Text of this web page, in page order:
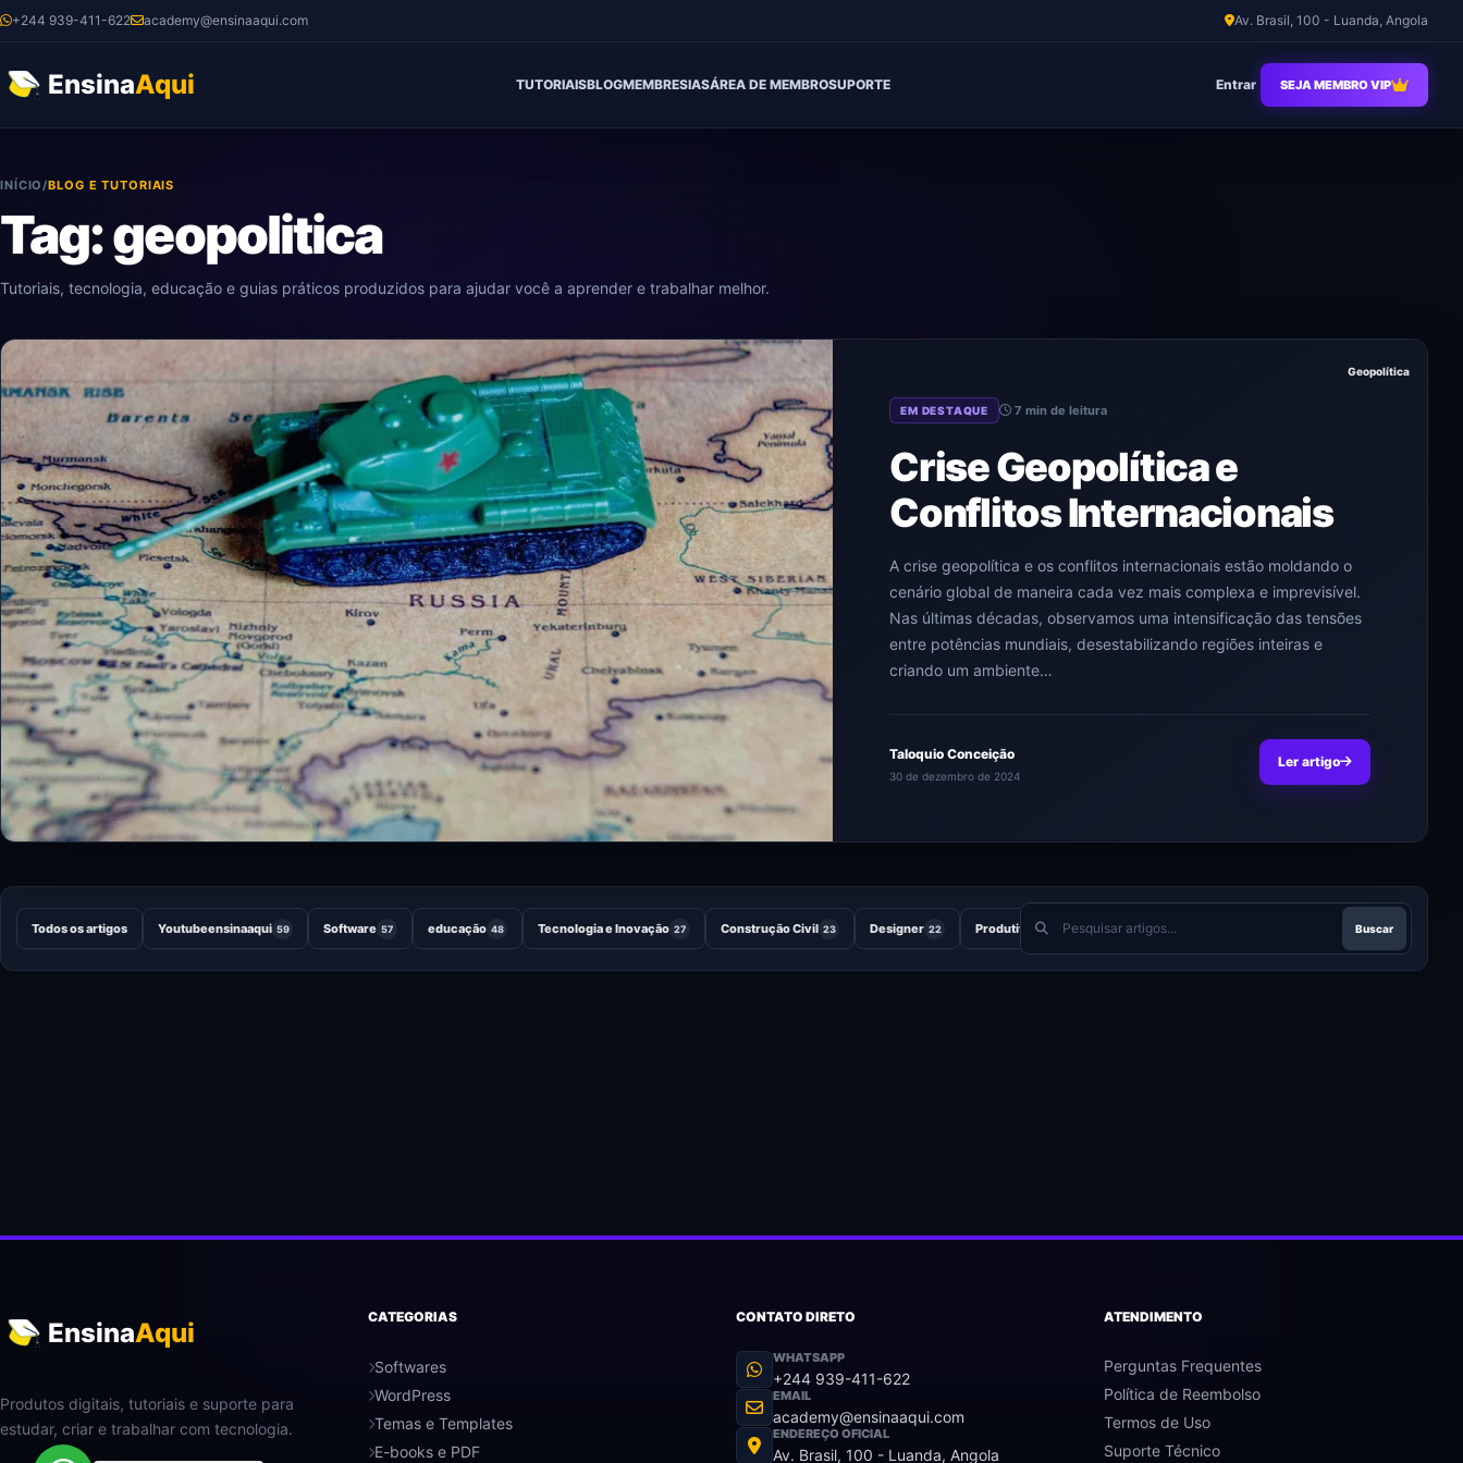
+244 939-411-622 academy@ensinaaqui.com Av. Brasil, 100 - Luanda, Angola
EnsinaAqui TUTORIAISBLOGMEMBRESIASÁREA DE MEMBROSUPORTE Entrar SEJA MEMBRO VIP
Ir
o
conteúdo
INÍCIO/BLOG E TUTORIAIS
Tag: geopolitica
Tutoriais, tecnologia, educação e guias práticos produzidos para ajudar você a aprender e trabalhar melhor.
EM DESTAQUE 7 min de leitura
Crise Geopolítica e
Conflitos Internacionais
A crise geopolítica e os conflitos internacionais estão moldando o
cenário global de maneira cada vez mais complexa e imprevisível.
Nas últimas décadas, observamos uma intensificação das tensões
entre potências mundiais, desestabilizando regiões inteiras e
criando um ambiente…
Taloquio Conceição
30 de dezembro de 2024
Ler artigo
Geopolítica
Todos os artigos Youtubeensinaaqui 59 Software 57 educação 48 Tecnologia e Inovação 27 Construção Civil 23 Designer 22 Produtividade 21 Tecnologias Arquitetura
Pesquisar
artigos
Buscar
EnsinaAqui
Produtos digitais, tutoriais e suporte para
estudar, criar e trabalhar com tecnologia.
CATEGORIAS
Softwares
WordPress
Temas e Templates
E-books e PDF
CONTATO DIRETO
WHATSAPP
+244 939-411-622
EMAIL
academy@ensinaaqui.com
ENDEREÇO OFICIAL
Av. Brasil, 100 - Luanda, Angola
ATENDIMENTO
Perguntas Frequentes
Política de Reembolso
Termos de Uso
Suporte Técnico